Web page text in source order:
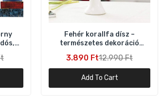
2.390 Ft
Lomohoo faliszőnyeg áztek mintával –
Fehér korallfa dísz –
természetes dekoráció
3.890 Ft12.990 Ft
Add To Cart